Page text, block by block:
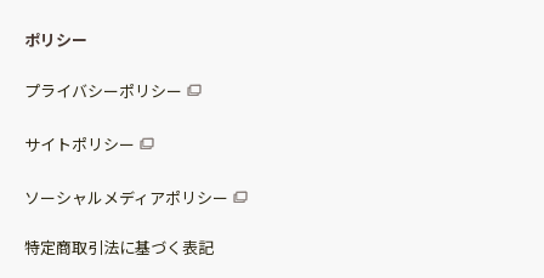
パッケージサラダ
惣菜サラダ
ポリシー
プライバシーポリシー
サイトポリシー
ソーシャルメディアポリシー
特定商取引法に基づく表記